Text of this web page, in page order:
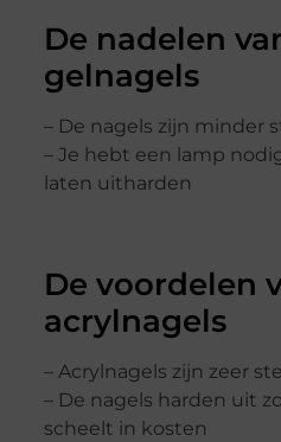
De nadelen
gelnagels
– De nagels zijn minder
– Je hebt een lamp
laten uitharden
De voordelen
acrylnagels
– Acrylnagels zijn zeer
– De nagels harden uit
scheelt in kosten